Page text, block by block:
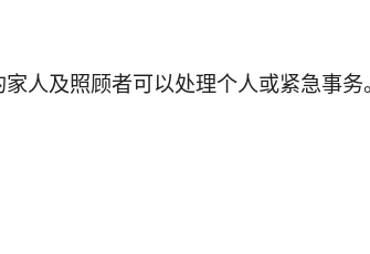
人及照顾者可以处理个人或紧急事务